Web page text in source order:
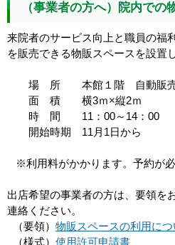
（事業者の方へ）院内での
来院者のサービス向上と職員の福
を販売できる物販スペースを設置
場 所 本館１階 自動販売
面 積 横3ｍ×縦2ｍ
時 間 11：00～14：00
開始時期 11月1日から
※利用料がかかります。予約が必
出店希望の事業者の方は、要領を
連絡ください。
（要領） 物販スペースの利用につ
（様式） 使用許可申請書